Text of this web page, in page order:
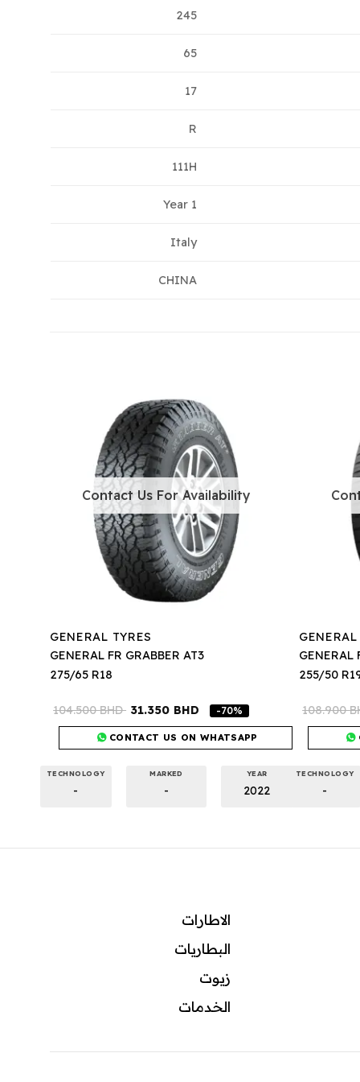
245
65
17
R
111H
1 Year
Italy
CHINA
GENERAL
255/50
108.900
TECHNOLOGY
-
Contact Us For Availability
GENERAL TYRES
GENERAL FR GRABBER AT3
275/65 R18
104.500BHD 31.350 BHD -70%
CONTACT US ON WHATSAPP
YEAR
2022
MARKED
-
TECHNOLOGY
-
الاطارات
البطاريات
زيوت
الخدمات